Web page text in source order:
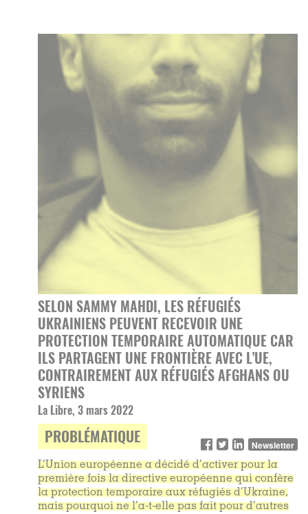
SELON SAMMY MAHDI, LES RÉFUGIÉS
UKRAINIENS PEUVENT RECEVOIR UNE
PROTECTION TEMPORAIRE AUTOMATIQUE CAR
ILS PARTAGENT UNE FRONTIÈRE AVEC L’UE,
CONTRAIREMENT AUX RÉFUGIÉS AFGHANS OU
SYRIENS
La Libre, 3 mars 2022
PROBLÉMATIQUE Newsletter
L’Union européenne a décidé d’activer pour la
première fois la directive européenne qui confère
la protection temporaire aux réfugiés d’Ukraine,
mais pourquoi ne l’a-t-elle pas fait pour d’autres